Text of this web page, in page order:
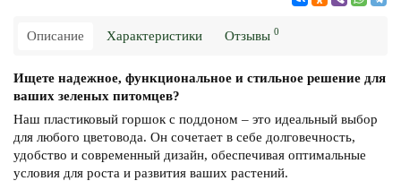
Описание Характеристики Отзывы 0
Ищете надежное, функциональное и стильное решение для
ваших зеленых питомцев?
Наш пластиковый горшок с поддоном – это идеальный выбор
для любого цветовода. Он сочетает в себе долговечность,
удобство и современный дизайн, обеспечивая оптимальные
условия для роста и развития ваших растений.